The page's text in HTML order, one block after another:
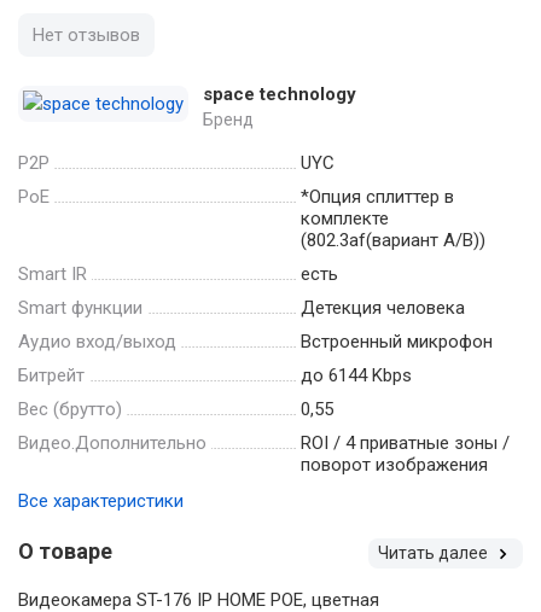
Нет отзывов
space technology
Бренд
P2P
UYC
PoE
*Опция сплиттер в
комплекте
(802.3af(вариант А/В))
Smart IR
есть
Smart функции
Детекция человека
Аудио вход/выход
Встроенный микрофон
Битрейт
до 6144 Kbps
Вес (брутто)
0,55
Видео.Дополнительно
ROI / 4 приватные зоны /
поворот изображения
Все характеристики
О товаре Читать далее
Видеокамера ST-176 IP HOME POE, цветная